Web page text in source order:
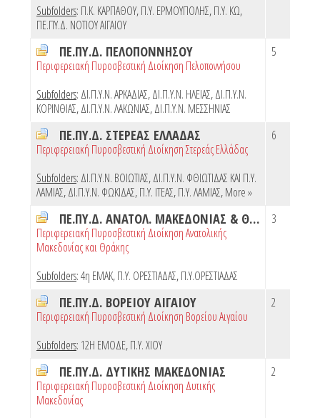
Subfolders: Π.Κ. ΚΑΡΠΑΘΟΥ,Π.Υ. ΕΡΜΟΥΠΟΛΗΣ,Π.Υ. ΚΩ,
ΠΕ.ΠΥ.Δ. ΝΟΤΙΟΥ ΑΙΓΑΙΟΥ
ΠΕ.ΠΥ.Δ. ΠΕΛΟΠΟΝΝΗΣΟΥ
Περιφερειακή Πυροσβεστική Διοίκηση Πελοποννήσου
Subfolders: ΔΙ.Π.Υ.Ν. ΑΡΚΑΔΙΑΣ,ΔΙ.Π.Υ.Ν. ΗΛΕΙΑΣ,ΔΙ.Π.Υ.Ν.
ΚΟΡΙΝΘΙΑΣ,ΔΙ.Π.Υ.Ν. ΛΑΚΩΝΙΑΣ,ΔΙ.Π.Υ.Ν. ΜΕΣΣΗΝΙΑΣ
5
ΠΕ.ΠΥ.Δ. ΣΤΕΡΕΑΣ ΕΛΛΑΔΑΣ
Περιφερειακή Πυροσβεστική Διοίκηση Στερεάς Ελλάδας
Subfolders: ΔΙ.Π.Υ.Ν. ΒΟΙΩΤΙΑΣ,ΔΙ.Π.Υ.Ν. ΦΘΙΩΤΙΔΑΣ ΚΑΙ Π.Υ.
ΛΑΜΙΑΣ,ΔΙ.Π.Υ.Ν. ΦΩΚΙΔΑΣ,Π.Υ. ΙΤΕΑΣ,Π.Υ. ΛΑΜΙΑΣ,More »
6
ΠΕ.ΠΥ.Δ. ΑΝΑΤΟΛ. ΜΑΚΕΔΟΝΙΑΣ & ΘΡΑΚΗΣ
Περιφερειακή Πυροσβεστική Διοίκηση Ανατολικής
Μακεδονίας και Θράκης
Subfolders:4η ΕΜΑΚ,Π.Υ. ΟΡΕΣΤΙΑΔΑΣ,Π.Υ.ΟΡΕΣΤΙΑΔΑΣ
3
ΠΕ.ΠΥ.Δ. ΒΟΡΕΙΟΥ ΑΙΓΑΙΟΥ
Περιφερειακή Πυροσβεστική Διοίκηση Βορείου Αιγαίου
Subfolders: 12Η ΕΜΟΔΕ,Π.Υ. ΧΙΟΥ
2
ΠΕ.ΠΥ.Δ. ΔΥΤΙΚΗΣ ΜΑΚΕΔΟΝΙΑΣ
Περιφερειακή Πυροσβεστική Διοίκηση Δυτικής
Μακεδονίας
2